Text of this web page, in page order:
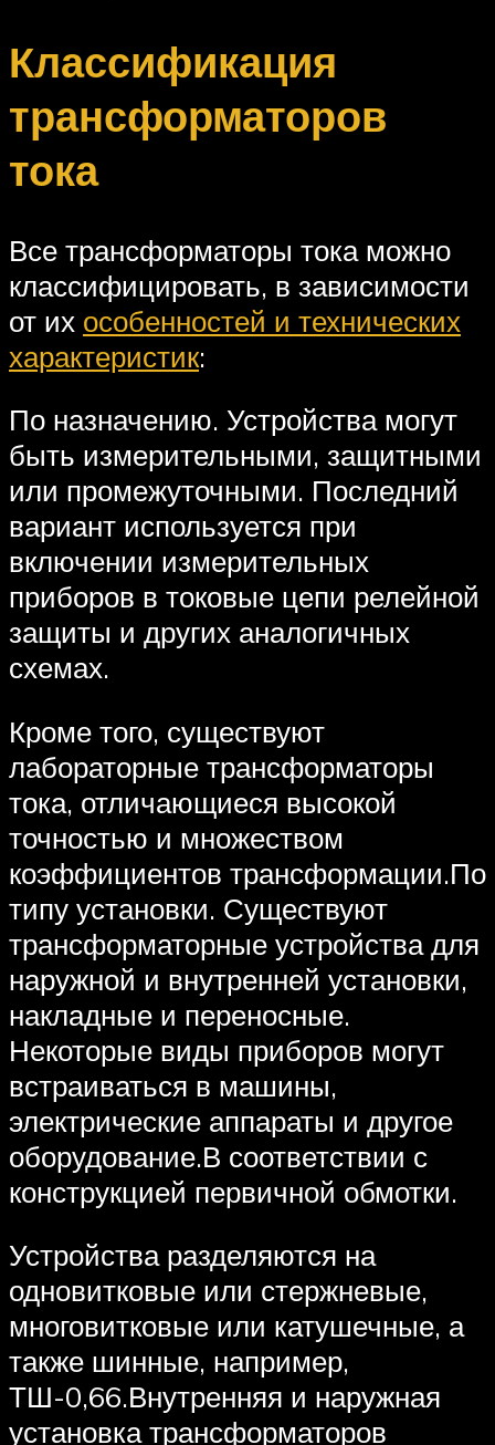
Классификация
трансформаторов
тока
Все трансформаторы тока можно
классифицировать, в зависимости
от их особенностей и технических
характеристик:
По назначению. Устройства могут
быть измерительными, защитными
или промежуточными. Последний
вариант используется при
включении измерительных
приборов в токовые цепи релейной
защиты и других аналогичных
схемах.
Кроме того, существуют
лабораторные трансформаторы
тока, отличающиеся высокой
точностью и множеством
коэффициентов трансформации.По
типу установки. Существуют
трансформаторные устройства для
наружной и внутренней установки,
накладные и переносные.
Некоторые виды приборов могут
встраиваться в машины,
электрические аппараты и другое
оборудование.В соответствии с
конструкцией первичной обмотки.
Устройства разделяются на
одновитковые или стержневые,
многовитковые или катушечные, а
также шинные, например,
ТШ-0,66.Внутренняя и наружная
установка трансформаторов